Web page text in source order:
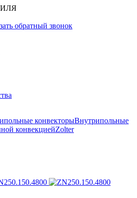
обратный звонок
конвекторыВнутрипольные
конвекциейZolter